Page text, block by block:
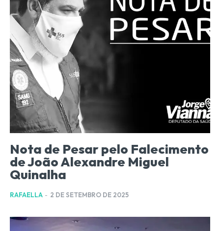
Nota de Pesar pelo Falecimento
de João Alexandre Miguel
Quinalha
RAFAELLA - 2 DE SETEMBRO DE 2025